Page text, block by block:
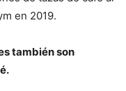
en 2019.
también son